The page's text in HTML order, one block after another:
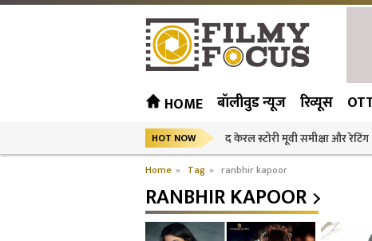
HOME बॉलीवुड न्यूज रिव्यूस
HOT NOW द केरल स्टोरी मूवी समीक्षा और रेटिंग
Home » Tag » ranbhir kapoor
RANBHIR KAPOOR